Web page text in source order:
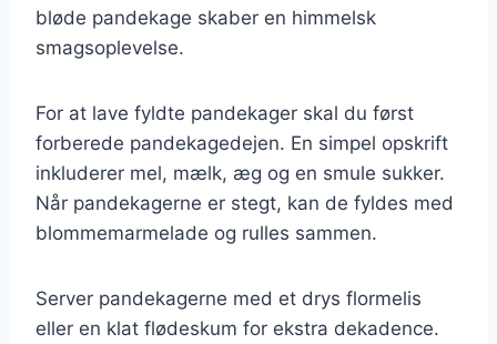
bløde pandekage skaber en himmelsk
smagsoplevelse.
For at lave fyldte pandekager skal du først
forberede pandekagedejen. En simpel opskrift
inkluderer mel, mælk, æg og en smule sukker.
Når pandekagerne er stegt, kan de fyldes med
blommemarmelade og rulles sammen.
Server pandekagerne med et drys flormelis
eller en klat flødeskum for ekstra dekadence.